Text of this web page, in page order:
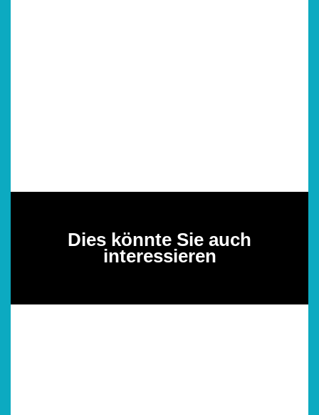
Dies könnte Sie auch
interessieren